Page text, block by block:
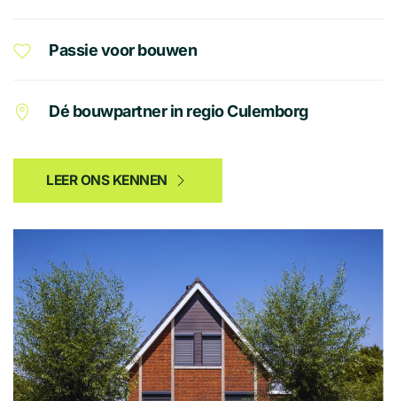
Passie voor bouwen
Dé bouwpartner in regio Culemborg
LEER ONS KENNEN